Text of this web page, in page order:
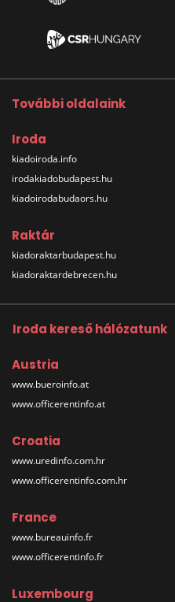
További oldalaink
Iroda
kiadoiroda.info
irodakiadobudapest.hu
kiadoirodabudaors.hu
Raktár
kiadoraktarbudapest.hu
kiadoraktardebrecen.hu
Iroda kereső hálózatunk
Austria
www.bueroinfo.at
www.officerentinfo.at
Croatia
www.uredinfo.com.hr
www.officerentinfo.com.hr
France
www.bureauinfo.fr
www.officerentinfo.fr
Luxembourg